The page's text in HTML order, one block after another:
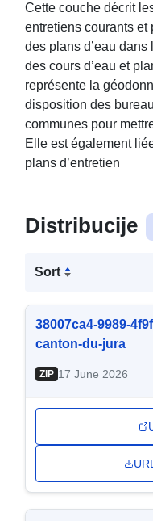
Cette couche décrit
entretiens courants et
des plans d’eau dans
des cours d’eau et
représente la
disposition des
communes pour
Elle est également
plans d’entretien
Distribucije
Sort
38007ca4-9989-
canton-du-jura
ZIP 17 June 2026